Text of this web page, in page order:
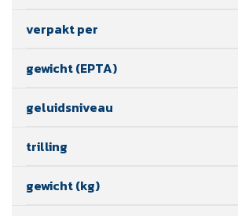
verpakt per
gewicht (EPTA)
geluidsniveau
trilling
gewicht (kg)